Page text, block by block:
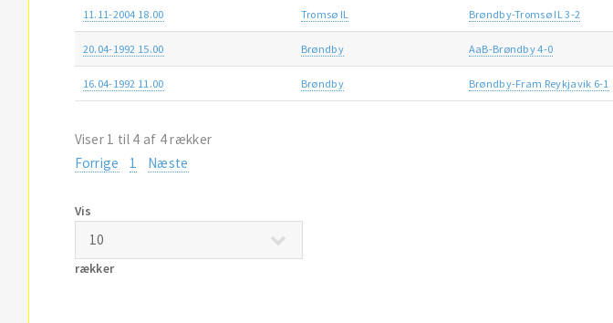
11.11-2004 18.00 Tromsø IL Brøndby-Tromsø IL 3-2
20.04-1992 15.00 Brøndby AaB-Brøndby 4-0
16.04-1992 11.00 Brøndby Brøndby-Fram Reykjavik 6-1
Viser 1 til 4 af 4 rækker
Forrige
1 Næste
Vis
rækker